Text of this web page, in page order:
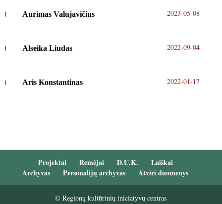
Aurimas Valujavičius 2023-05-08
Alseika Liudas 2022-09-04
Aris Konstantinas 2022-01-17
Projektai Remėjai D.U.K.
Laiškai
Archyvas
Personalijų archyvas Atviri duomenys
© Regionų kultūrinių iniciatyvų centras